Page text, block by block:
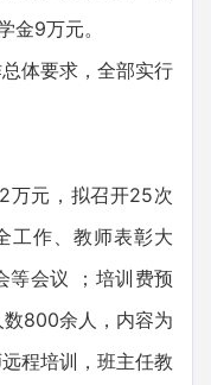
金9万元。
体要求，全部实行
元，拟召开25次
工作、教师表彰大
等会议 ；培训费预
800余人，内容为
程培训，班主任教